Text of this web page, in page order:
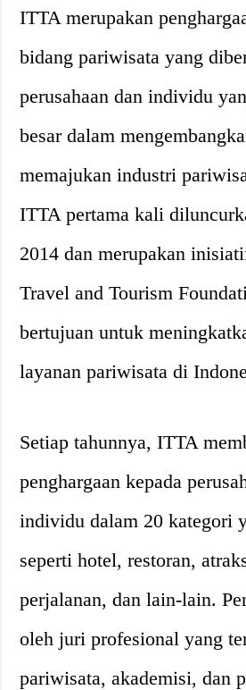
ITTA merupakan
bidang pariwisata yang
perusahaan dan individu
besar dalam
memajukan industri
ITTA pertama kali
2014 dan merupakan
Travel and Tourism
bertujuan untuk
layanan pariwisata di
Setiap tahunnya, ITTA
penghargaan kepada
individu dalam 20 kategori
seperti hotel, restoran,
perjalanan, dan lain-lain.
oleh juri profesional yang
pariwisata, akademisi, dan